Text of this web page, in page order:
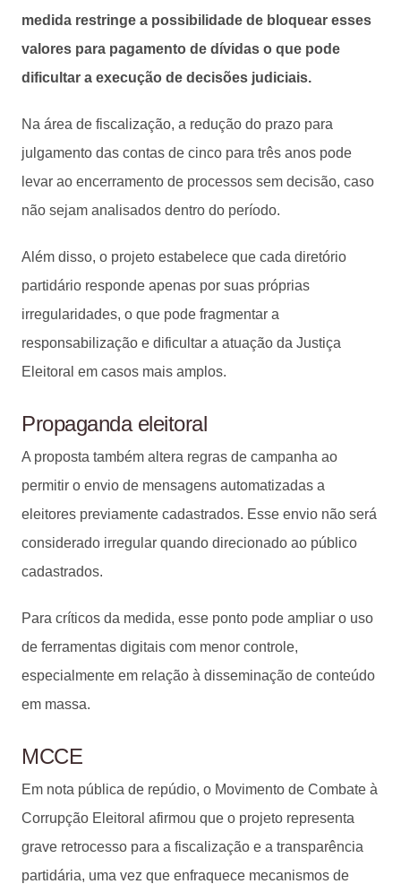
medida restringe a possibilidade de bloquear esses
valores para pagamento de dívidas o que pode
dificultar a execução de decisões judiciais.
Na área de fiscalização, a redução do prazo para
julgamento das contas de cinco para três anos pode
levar ao encerramento de processos sem decisão, caso
não sejam analisados dentro do período.
Além disso, o projeto estabelece que cada diretório
partidário responde apenas por suas próprias
irregularidades, o que pode fragmentar a
responsabilização e dificultar a atuação da Justiça
Eleitoral em casos mais amplos.
Propaganda eleitoral
A proposta também altera regras de campanha ao
permitir o envio de mensagens automatizadas a
eleitores previamente cadastrados. Esse envio não será
considerado irregular quando direcionado ao público
cadastrados.
Para críticos da medida, esse ponto pode ampliar o uso
de ferramentas digitais com menor controle,
especialmente em relação à disseminação de conteúdo
em massa.
MCCE
Em nota pública de repúdio, o Movimento de Combate à
Corrupção Eleitoral afirmou que o projeto representa
grave retrocesso para a fiscalização e a transparência
partidária, uma vez que enfraquece mecanismos de